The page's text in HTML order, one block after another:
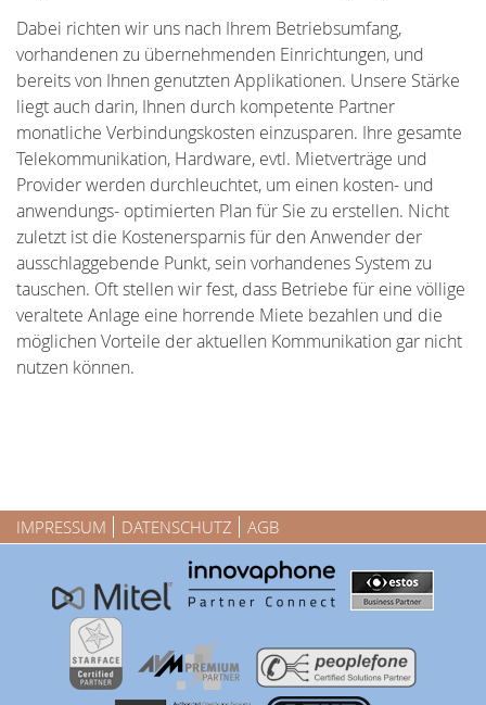
Dabei richten wir uns nach Ihrem Betriebsumfang,
vorhandenen zu übernehmenden Einrichtungen, und
bereits von Ihnen genutzten Applikationen. Unsere Stärke
liegt auch darin, Ihnen durch kompetente Partner
monatliche Verbindungskosten einzusparen. Ihre gesamte
Telekommunikation, Hardware, evtl. Mietverträge und
Provider werden durchleuchtet, um einen kosten- und
anwendungs- optimierten Plan für Sie zu erstellen. Nicht
zuletzt ist die Kostenersparnis für den Anwender der
ausschlaggebende Punkt, sein vorhandenes System zu
tauschen. Oft stellen wir fest, dass Betriebe für eine völlige
veraltete Anlage eine horrende Miete bezahlen und die
möglichen Vorteile der aktuellen Kommunikation gar nicht
nutzen können.
IMPRESSUM DATENSCHUTZ AGB